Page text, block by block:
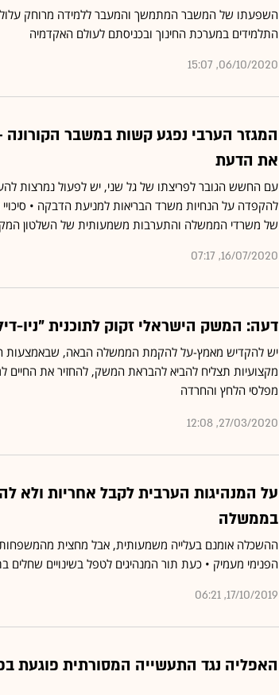
השפעתו של המשבר המתמשך והמעבר ללמידה מרוחק
התלמידים במערכת החינוך ובכניסתם לעולם האקדמיה
06/10/2020, 15:07
המגזר הערבי נפגע קשות במשבר
את הדעת
עם החשש הגובר לפריצתו של גל שני, יש לפעול נמרצות
להקפדה על הנחיות משרד הבריאות למניעת הדבקה •
של משרדי הממשלה והתערבות משמעותית של השלטון
16/07/2020, 07:17
דעה: המשק הישראלי זקוק לתוכנית "ניו-
יש להקדיש מאמץ-על להקמת הממשלה הבאה, שבאמצעות
מקצועיות תצליח להביא להבראת המשק, להחזיר את החיים
מפלסי הלחץ והחרדה
27/03/2020, 12:08
על המנהיגות הערבית לקבל אחריות ולא
בממשלה
ההשכלה אומנם בעלייה משמעותית, אבל מחצית מהמשפחות
הפנימי מעמיק • כעת תור המנהיגים לטפל בשינויים שחלים
17/10/2019, 06:21
האפליה נגד התעשייה המסורתית פוגעת